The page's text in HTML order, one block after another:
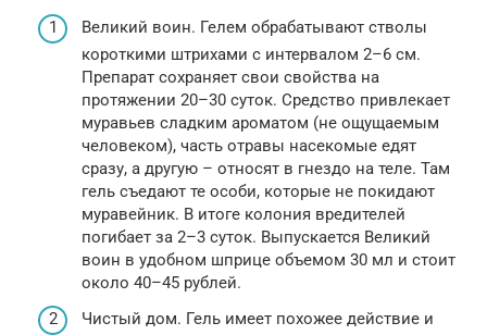
Великий воин. Гелем обрабатывают стволы
короткими штрихами с интервалом 2–6 см.
Препарат сохраняет свои свойства на
протяжении 20–30 суток. Средство привлекает
муравьев сладким ароматом (не ощущаемым
человеком), часть отравы насекомые едят
сразу, а другую – относят в гнездо на теле. Там
гель съедают те особи, которые не покидают
муравейник. В итоге колония вредителей
погибает за 2–3 суток. Выпускается Великий
воин в удобном шприце объемом 30 мл и стоит
около 40–45 рублей.
Чистый дом. Гель имеет похожее действие и